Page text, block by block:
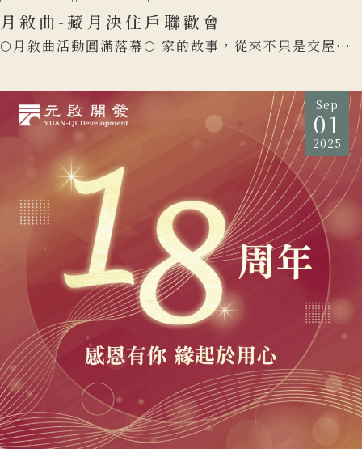
月敘曲-藏月泱住戶聯歡會
🌕月敘曲活動圓滿落幕🌕 家的故事，從來不只是交屋那
一次簽下合約 […]
Sep
01
2025